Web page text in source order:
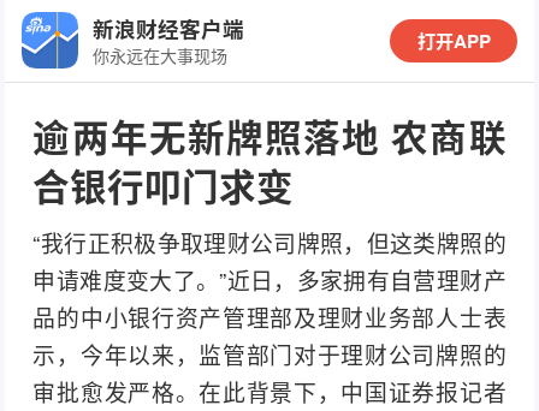
新浪财经客户端
你永远在大事现场
打开APP
逾两年无新牌照落地 农商联
合银行叩门求变
“我行正积极争取理财公司牌照，但这类牌照的
申请难度变大了。”近日，多家拥有自营理财产
品的中小银行资产管理部及理财业务部人士表
示，今年以来，监管部门对于理财公司牌照的
审批愈发严格。在此背景下，中国证券报记者